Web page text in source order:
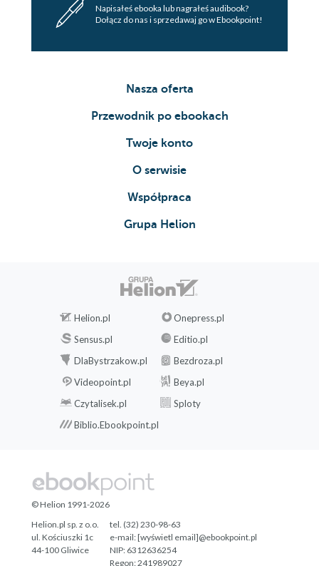
Napisałeś ebooka lub nagrałeś audibook?
Dołącz do nas i sprzedawaj go w Ebookpoint!
Nasza oferta
Przewodnik po ebookach
Twoje konto
O serwisie
Współpraca
Grupa Helion
Helion.pl
Onepress.pl
Sensus.pl
Editio.pl
DlaBystrzakow.pl
Bezdroza.pl
Videopoint.pl
Beya.pl
Czytalisek.pl
Sploty
Biblio.Ebookpoint.pl
© Helion 1991-2026
Helion.pl sp. z o.o.
ul. Kościuszki 1c
44-100 Gliwice
tel. (32) 230-98-63
e-mail:[wyświetl email]@ebookpoint.pl
NIP: 6312636254
Regon: 241989027